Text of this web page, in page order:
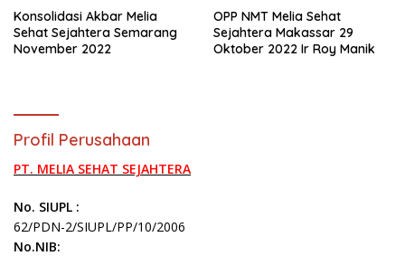
Konsolidasi Akbar Melia
Sehat Sejahtera Semarang
November 2022
OPP NMT Melia Sehat
Sejahtera Makassar 29
Oktober 2022 Ir Roy Manik
Profil Perusahaan
PT. MELIA SEHAT SEJAHTERA
No. SIUPL :
62/PDN-2/SIUPL/PP/10/2006
No.NIB: